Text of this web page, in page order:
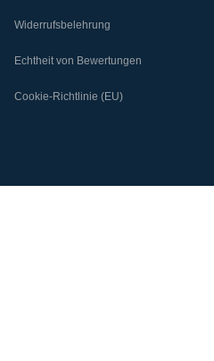
Widerrufsbelehrung
Echtheit von Bewertungen
Cookie-Richtlinie (EU)